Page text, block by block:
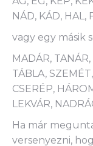
NÁD, KÁD, HAL,
vagy egy másik
MADÁR,
TÁBLA,
CSERÉP,
LEKVÁR,
Ha már
versenyezni,